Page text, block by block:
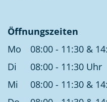
Öffnungszeiten
Mo
08:00 - 11:30 &
Di
08:00 - 11:30 Uhr
Mi
08:00 - 11:30 &